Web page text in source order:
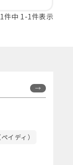
1件中 1 -1件表示
イディ）